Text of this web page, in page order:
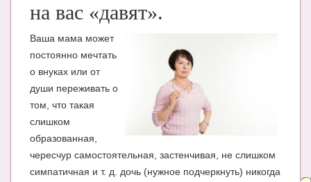
Блог Администратора
О проекте
Сотрудничество. Авторам
на вас «давят».
Ваша мама может
постоянно мечтать
о внуках или от
души переживать о
том, что такая
слишком
образованная,
чересчур самостоятельная, застенчивая, не слишком
симпатичная и т. д. дочь (нужное подчеркнуть) никогда